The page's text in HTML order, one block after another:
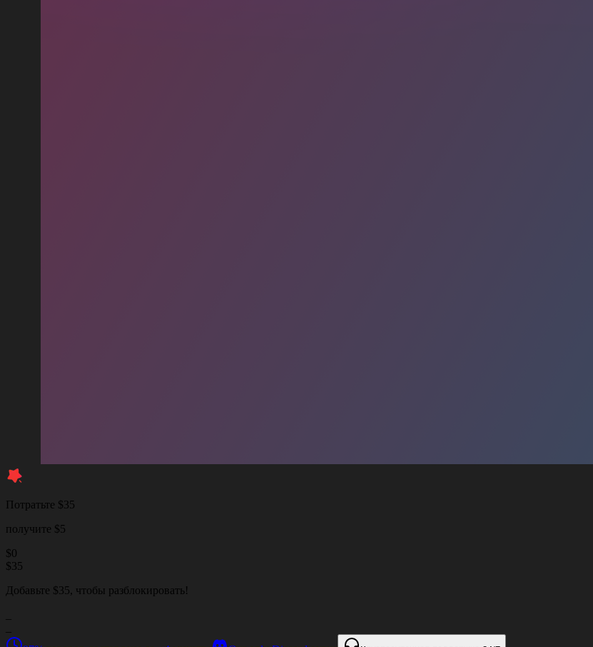
Потратьте $35
получите $5
$0
$35
Добавьте $35, чтобы разблокировать!